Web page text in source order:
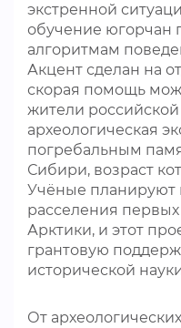
экстренной
обучение югорчан
алгоритмам
Акцент сделан на
скорая помощь
жители российской
археологическая
погребальным
Сибири, возраст
Учёные планируют
расселения
Арктики, и этот
грантовую
исторической
От